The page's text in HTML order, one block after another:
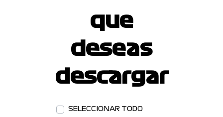
que
deseas
descargar
SELECCIONAR TODO